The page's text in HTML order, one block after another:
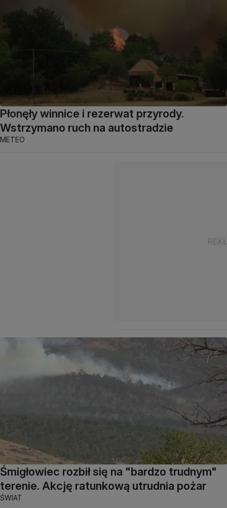
Płonęły winnice i rezerwat przyrody.
Wstrzymano ruch na autostradzie
METEO
Śmigłowiec rozbił się na "bardzo trudnym"
terenie. Akcję ratunkową utrudnia pożar
ŚWIAT